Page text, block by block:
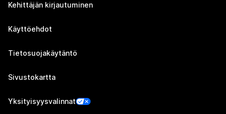
Kehittäjän kirjautuminen
Käyttöehdot
Tietosuojakäytäntö
Sivustokartta
Yksityisyysvalinnat